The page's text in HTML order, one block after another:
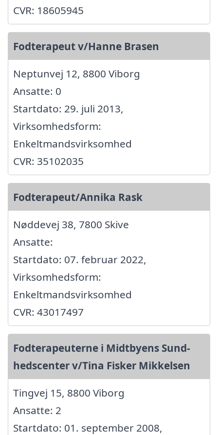
CVR: 18605945
Fodterapeut v/Hanne Brasen
Neptunvej 12, 8800 Viborg
Ansatte: 0
Startdato: 29. juli 2013,
Virksomhedsform:
Enkeltmandsvirksomhed
CVR: 35102035
Fodterapeut/Annika Rask
Nøddevej 38, 7800 Skive
Ansatte:
Startdato: 07. februar 2022,
Virksomhedsform:
Enkeltmandsvirksomhed
CVR: 43017497
Fodterapeuterne i Midtbyens Sund-
hedscenter v/Tina Fisker Mikkelsen
Tingvej 15, 8800 Viborg
Ansatte: 2
Startdato: 01. september 2008,